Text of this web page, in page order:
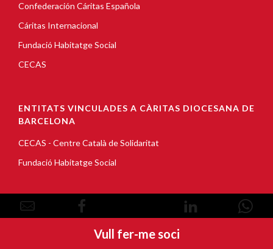
Confederación Cáritas Española
Cáritas Internacional
Fundació Habitatge Social
CECAS
ENTITATS VINCULADES A CÀRITAS DIOCESANA DE
BARCELONA
CECAS - Centre Català de Solidaritat
Fundació Habitatge Social
© Copyright 2026, Càritas Barcelona |Avís Legal|
Política de cookies|Política de privacitat
Vull fer-me soci